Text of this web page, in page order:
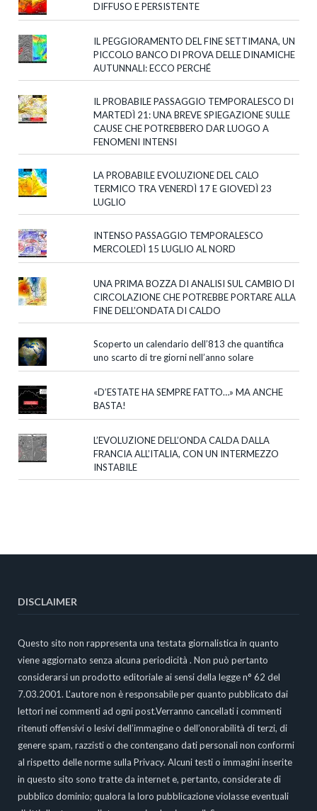
DIFFUSO E PERSISTENTE
IL PEGGIORAMENTO DEL FINE SETTIMANA, UN
PICCOLO BANCO DI PROVA DELLE DINAMICHE
AUTUNNALI: ECCO PERCHÉ
IL PROBABILE PASSAGGIO TEMPORALESCO DI
MARTEDÌ 21: UNA BREVE SPIEGAZIONE SULLE
CAUSE CHE POTREBBERO DAR LUOGO A
FENOMENI INTENSI
LA PROBABILE EVOLUZIONE DEL CALO
TERMICO TRA VENERDÌ 17 E GIOVEDÌ 23
LUGLIO
INTENSO PASSAGGIO TEMPORALESCO
MERCOLEDÌ 15 LUGLIO AL NORD
UNA PRIMA BOZZA DI ANALISI SUL CAMBIO DI
CIRCOLAZIONE CHE POTREBBE PORTARE ALLA
FINE DELL’ONDATA DI CALDO
Scoperto un calendario dell’813 che quantifica
uno scarto di tre giorni nell’anno solare
«D’ESTATE HA SEMPRE FATTO…» MA ANCHE
BASTA!
L’EVOLUZIONE DELL’ONDA CALDA DALLA
FRANCIA ALL’ITALIA, CON UN INTERMEZZO
INSTABILE
DISCLAIMER
Questo sito non rappresenta una testata giornalistica in quanto
viene aggiornato senza alcuna periodicità . Non può pertanto
considerarsi un prodotto editoriale ai sensi della legge n° 62 del
7.03.2001. L'autore non è responsabile per quanto pubblicato dai
lettori nei commenti ad ogni post.Verranno cancellati i commenti
ritenuti offensivi o lesivi dell’immagine o dell’onorabilità di terzi, di
genere spam, razzisti o che contengano dati personali non conformi
al rispetto delle norme sulla Privacy. Alcuni testi o immagini inserite
in questo sito sono tratte da internet e, pertanto, considerate di
pubblico dominio; qualora la loro pubblicazione violasse eventuali